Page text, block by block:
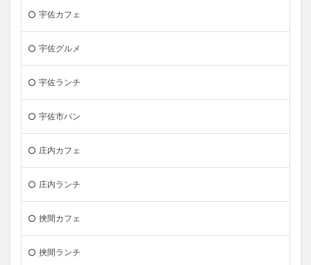
宇佐カフェ
宇佐グルメ
宇佐ランチ
宇佐市パン
庄内カフェ
庄内ランチ
挾間カフェ
挾間ランチ